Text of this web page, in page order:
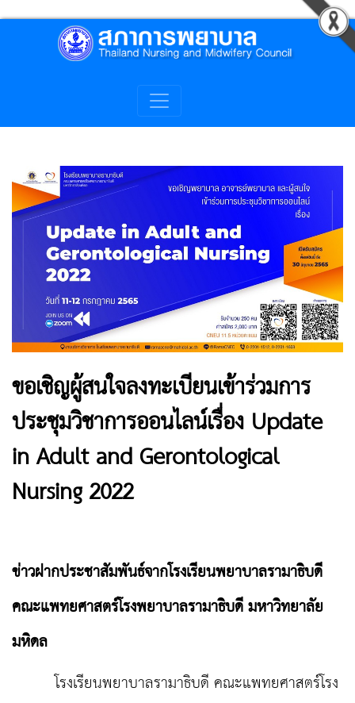
ขอเชิญผู้สนใจลงทะเบียนเข้าร่วมการ
ประชุมวิชาการออนไลน์เรื่อง Update
in Adult and Gerontological
Nursing 2022
ข่าวฝากประชาสัมพันธ์จากโรงเรียนพยาบาลรามาธิบดี
คณะแพทยศาสตร์โรงพยาบาลรามาธิบดี มหาวิทยาลัย
มหิดล
โรงเรียนพยาบาลรามาธิบดี คณะแพทยศาสตร์โรง